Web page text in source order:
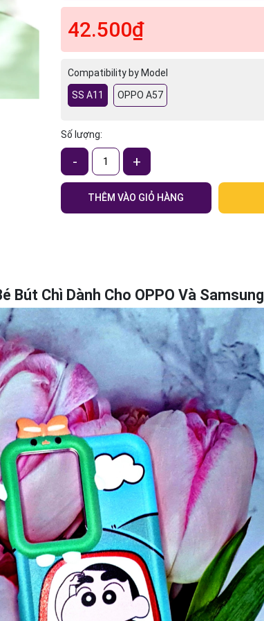
42.500₫
Compatibility by Model
SS A11
OPPO A57
Số lượng:
- +
THÊM VÀO GIỎ HÀNG
Bút Chì Dành Cho OPPO Và Samsung